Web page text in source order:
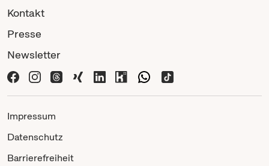
Kontakt
Presse
Newsletter
Impressum
Datenschutz
Barrierefreiheit